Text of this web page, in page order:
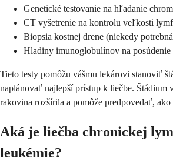
Genetické testovanie na hľadanie
CT vyšetrenie na kontrolu veľkosti
Biopsia kostnej drene (niekedy
Hladiny imunoglobulínov na
Tieto testy pomôžu vášmu lekárovi stanoviť
naplánovať najlepší prístup k liečbe. Štádium
rakovina rozšírila a pomôže predpovedať, ako
Aká je liečba chronickej
leukémie?